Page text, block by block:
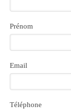
Prénom
Email
Téléphone